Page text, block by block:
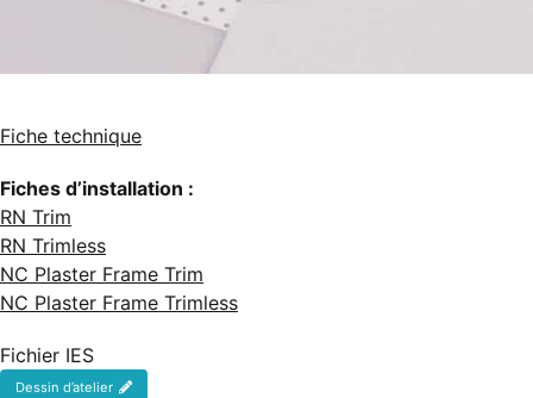
Fiche technique
Fiches d’installation :
RN Trim
RN Trimless
NC Plaster Frame Trim
NC Plaster Frame Trimless
Fichier IES
Dessin d’atelier